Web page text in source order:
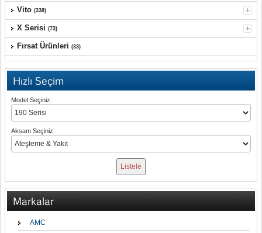
Vito (338)
X Serisi (73)
Fırsat Ürünleri (33)
Hızlı Seçim
Model Seçiniz:
Aksam Seçiniz:
Markalar
AMC